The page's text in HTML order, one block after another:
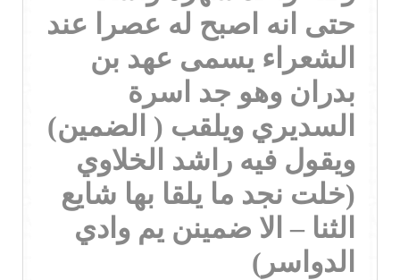
حتى انه اصبح له عصرا عند
الشعراء يسمى عهد بن
بدران وهو جد اسرة
السديري ويلقب ( الضمين)
ويقول فيه راشد الخلاوي
(خلت نجد ما يلقا بها شايع
الثنا – الا ضمينن يم وادي
الدواسر)